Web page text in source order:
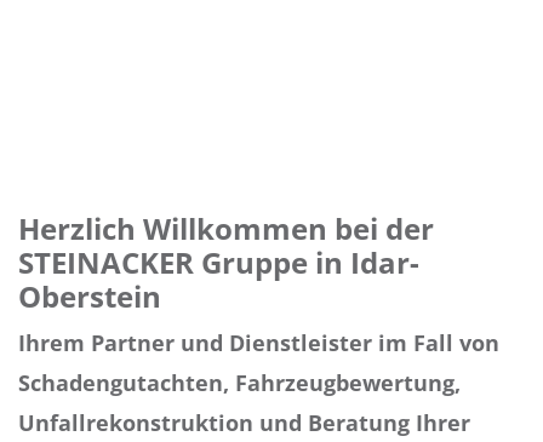
Herzlich Willkommen bei der
STEINACKER Gruppe in Idar-
Oberstein
Ihrem Partner und Dienstleister im Fall von
Schadengutachten, Fahrzeugbewertung,
Unfallrekonstruktion und Beratung Ihrer